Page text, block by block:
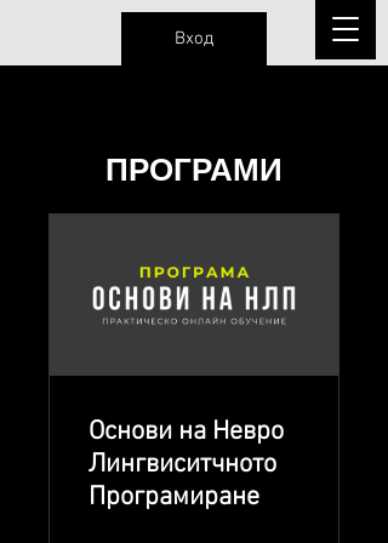
Вход
ПРОГРАМИ
Основи на Невро
Лингвиситчното
Програмиране